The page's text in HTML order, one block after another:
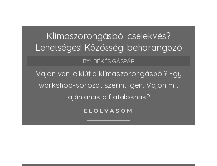
Klímaszorongásból cselekvés?
Lehetséges! Közösségi beharangozó
BY: BÉKÉS GÁSPÁR
Vajon van-e kiút a klímaszorongásból? Egy
workshop-sorozat szerint igen. Vajon mit
ajánlanak a fiataloknak?
ELOLVASOM